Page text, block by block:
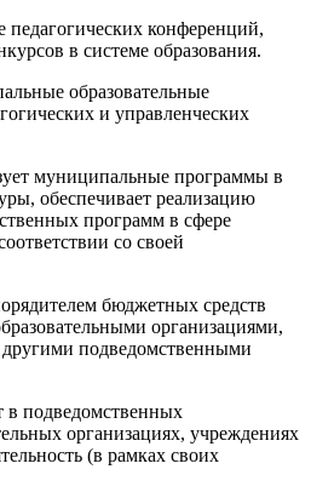
педагогических конференций,
в системе образования.
образовательные
и управленческих
муниципальные программы в
обеспечивает реализацию
программ в сфере
со своей
бюджетных средств
организациями,
подведомственными
в подведомственных
организациях, учреждениях
(в рамках своих